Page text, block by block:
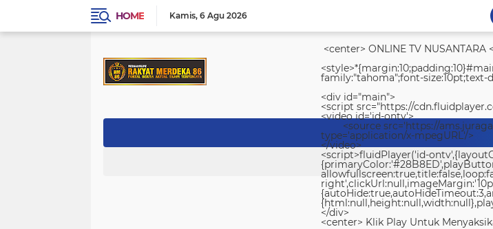
HOME Kamis 6 Agu 2026
<center> ONLINE TV NUSANTARA
family:"tahoma";font-
<div id="main">
<script src="https://
<video id='id-ontv'>
<source src='https://
type='application/x-mpegURL'/>
</video>
<script>fluidPlayer('id-
</div>
<center> Klik Play Untuk